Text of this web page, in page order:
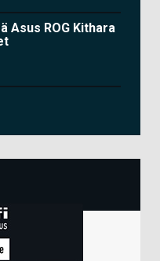
Asus ROG Kithara